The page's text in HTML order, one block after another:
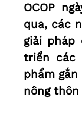
OCOP
qua, các
giải pháp
triển các
phẩm
nông